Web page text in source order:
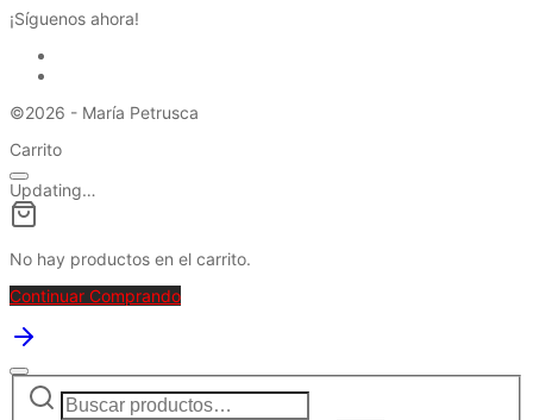
¡Síguenos ahora!
©2026 - María Petrusca
Carrito
Updating…
No hay productos en el carrito.
Continuar Comprando
Buscar
por: